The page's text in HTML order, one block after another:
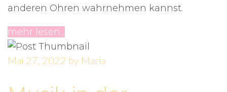
anderen Ohren wahrnehmen kannst.
mehr lesen...
Mai 27, 2022 by Maria